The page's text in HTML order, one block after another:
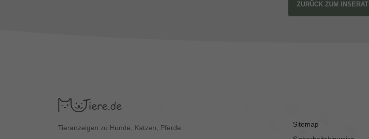
ZURÜCK ZUM INSERAT
Tieranzeigen zu Hunde, Katzen, Pferde.
Sitemap